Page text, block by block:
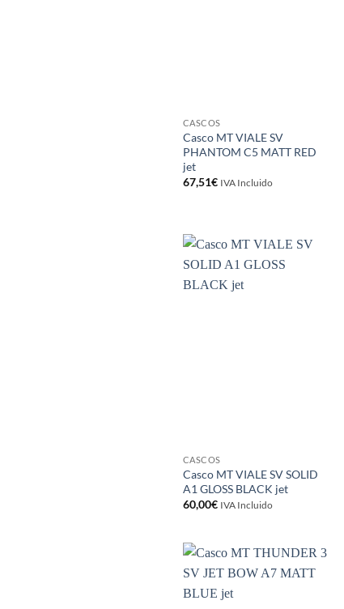
CASCOS
Casco MT VIALE SV
PHANTOM C5 MATT RED
jet
67,51€ IVA Incluido
CASCOS
Casco MT VIALE SV SOLID
A1 GLOSS BLACK jet
60,00€ IVA Incluido